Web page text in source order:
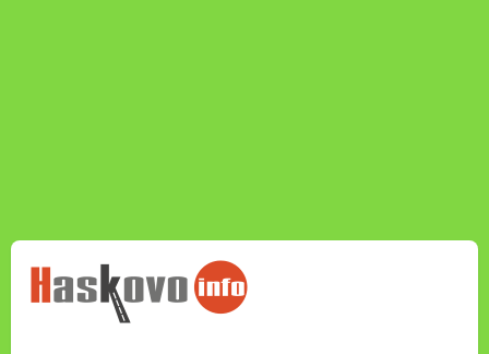
НОВИНИТЕ НА
HASKOVO.INFO